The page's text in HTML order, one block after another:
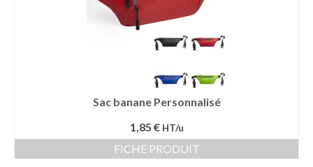
Sac banane Personnalisé
1,85 € HT/u
FICHE PRODUIT